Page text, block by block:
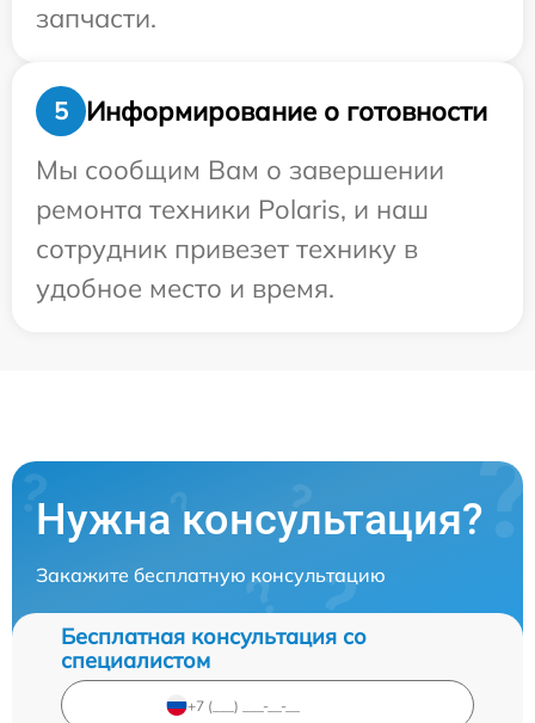
запчасти.
5
Информирование о готовности
Мы сообщим Вам о завершении
ремонта техники Polaris, и наш
сотрудник привезет технику в
удобное место и время.
Нужна консультация?
Закажите бесплатную консультацию
Бесплатная консультация со
специалистом